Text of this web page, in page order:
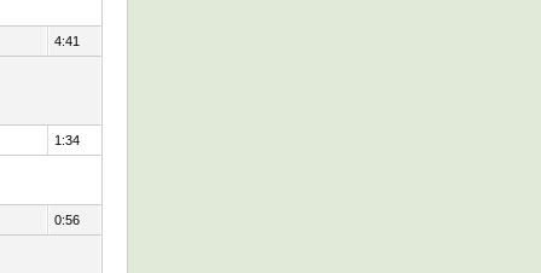
4:41
1:34
0:56